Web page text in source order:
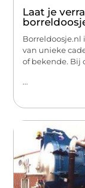
Laat je
Borreldoosje.nl
van unieke
of bekende. Bij
...